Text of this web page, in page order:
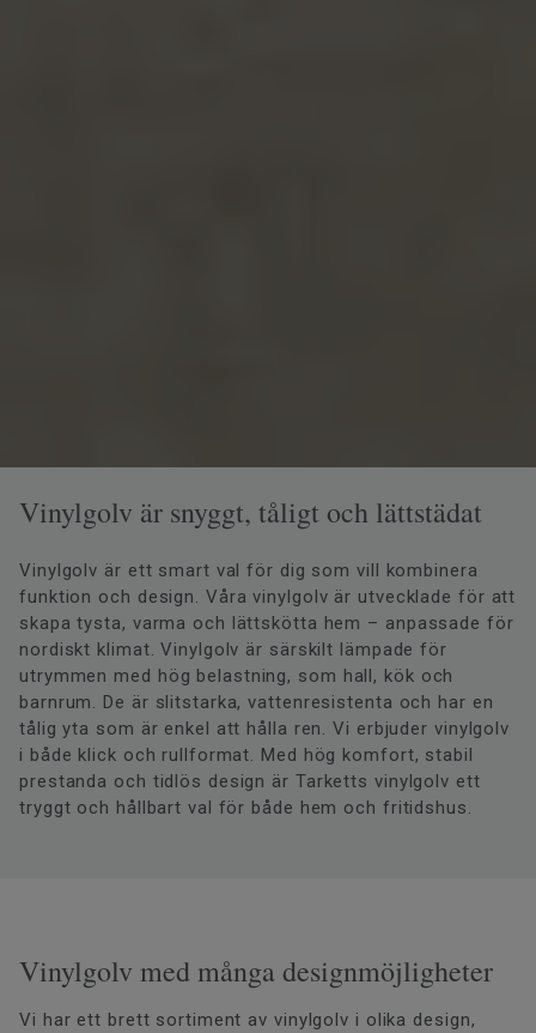
Vinylgolv är snyggt, tåligt och lättstädat
Vinylgolv är ett smart val för dig som vill kombinera
funktion och design. Våra vinylgolv är utvecklade för att
skapa tysta, varma och lättskötta hem – anpassade för
nordiskt klimat. Vinylgolv är särskilt lämpade för
utrymmen med hög belastning, som hall, kök och
barnrum. De är slitstarka, vattenresistenta och har en
tålig yta som är enkel att hålla ren. Vi erbjuder vinylgolv
i både klick och rullformat. Med hög komfort, stabil
prestanda och tidlös design är Tarketts vinylgolv ett
tryggt och hållbart val för både hem och fritidshus.
Vinylgolv med många designmöjligheter
Vi har ett brett sortiment av vinylgolv i olika design,